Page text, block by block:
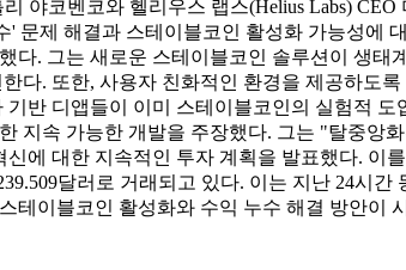
야코벤코와 헬리우스 랩스(Helius Labs)
문제 해결과 스테이블코인 활성화 가능성에
다. 그는 새로운 스테이블코인 솔루션이 생
다. 또한, 사용자 친화적인 환경을 제공하도
반 디앱들이 이미 스테이블코인의 실험적
지속 가능한 개발을 주장했다. 그는 "탈중앙
에 대한 지속적인 투자 계획을 발표했다. 이
달러로 거래되고 있다. 이는 지난 24시
테이블코인 활성화와 수익 누수 해결 방안이